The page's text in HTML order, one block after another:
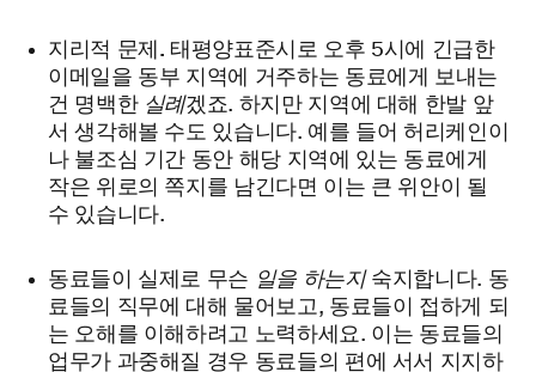
지리적 문제. 태평양표준시로 오후 5시에 긴급한
이메일을 동부 지역에 거주하는 동료에게 보내는
건 명백한 실례겠죠. 하지만 지역에 대해 한발 앞
서 생각해볼 수도 있습니다. 예를 들어 허리케인이
나 불조심 기간 동안 해당 지역에 있는 동료에게
작은 위로의 쪽지를 남긴다면 이는 큰 위안이 될
수 있습니다.
동료들이 실제로 무슨 일을 하는지숙지합니다. 동
료들의 직무에 대해 물어보고, 동료들이 접하게 되
는 오해를 이해하려고 노력하세요. 이는 동료들의
업무가 과중해질 경우 동료들의 편에 서서 지지하